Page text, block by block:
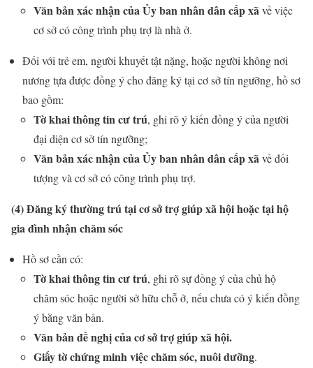
Văn bản xác nhận của Ủy ban nhân dân cấp xãvề việc
cơ sở có công trình phụ trợ là nhà ở.
Đối với trẻ em, người khuyết tật nặng, hoặc người không nơi
nương tựa được đồng ý cho đăng ký tại cơ sở tín ngưỡng, hồ sơ
bao gồm:
Tờ khai thông tin cư trú, ghi rõ ý kiến đồng ý của người
đại diện cơ sở tín ngưỡng;
Văn bản xác nhận của Ủy ban nhân dân cấp xãvề đối
tượng và cơ sở có công trình phụ trợ.
(4) Đăng ký thường trú tại cơ sở trợ giúp xã hội hoặc tại hộ
gia đình nhận chăm sóc
Hồ sơ cần có:
Tờ khai thông tin cư trú, ghi rõ sự đồng ý của chủ hộ
chăm sóc hoặc người sở hữu chỗ ở, nếu chưa có ý kiến đồng
ý bằng văn bản.
Văn bản đề nghị của cơ sở trợ giúp xã hội.
Giấy tờ chứng minh việc chăm sóc, nuôi dưỡng.